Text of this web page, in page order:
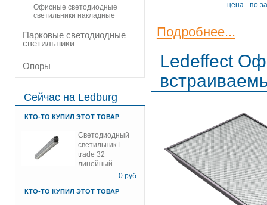
Офисные светодиодные
светильники накладные
Парковые светодиодные
светильники
Опоры
Сейчас на Ledburg
КТО-ТО КУПИЛ ЭТОТ ТОВАР
Светодиодный
светильник L-
trade 32
линейный
0руб.
КТО-ТО КУПИЛ ЭТОТ ТОВАР
цена - по
Подробнее...
Ledeffect